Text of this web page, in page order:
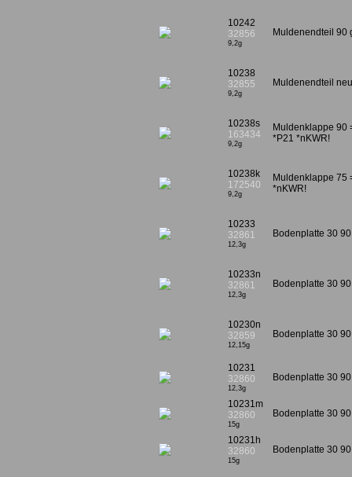
10242
32856
9,2g
Muldenendteil 90
10238
32855
9,2g
Muldenendteil
10238s
163434
9,2g
Muldenklappe 90
*P21 *nKWR!
10238k
172540
9,2g
Muldenklappe 75
*nKWR!
10233
32861
12,3g
Bodenplatte 30
10233n
32861
12,3g
Bodenplatte 30
10230n
32859
12,15g
Bodenplatte 30
10231
32860
12,3g
Bodenplatte 30
10231m
32860
15g
Bodenplatte 30
10231h
32860
15g
Bodenplatte 30